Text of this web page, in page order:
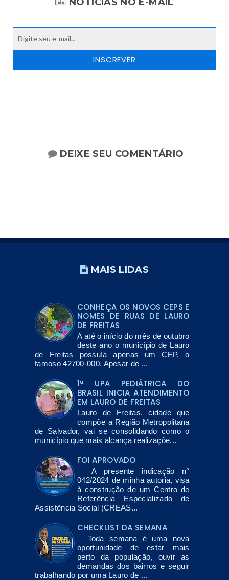
DEIXE SEU COMENTÁRIO
MAIS LIDAS
CONHEÇA OS NOVOS CEPS E
NOMES DE RUAS DE LAURO
DE FREITAS
A até o início do mês de outubro
deste ano o município de Lauro
de Freitas possuía apenas um CEP, o
famoso 42700-000. Apesar de ...
1ª UPA PEDIÁTRICA DO
BRASIL INICIA ATENDIMENTO
EM LAURO DE FREITAS
Lauro de Freitas, cidade que
compõe a Região Metropolitana
de Salvador, vai se consolidando como o
município que mais alcança realizaçõe...
FOI APROVADO
A presente indicação n°
042/2024 de minha autoria, visa
à construção de um Centro de
Referência Especializado de
Assistência Social (CREAS...
CHECKLIST DA SEMANA
Toda semana é uma nova
oportunidade de estar mais
perto da população, ouvir as
demandas dos bairros e seguir
trabalhando por uma Lauro de ...